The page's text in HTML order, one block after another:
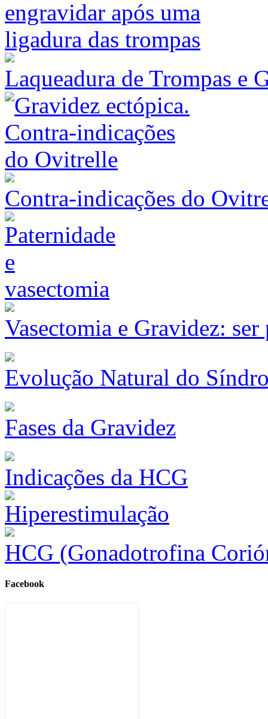
Laqueadura de Trompas e
Contra-indicações do
Vasectomia e Gravidez:
Evolução Natural do
Fases da Gravidez
Indicações da HCG
HCG (Gonadotrofina
Facebook